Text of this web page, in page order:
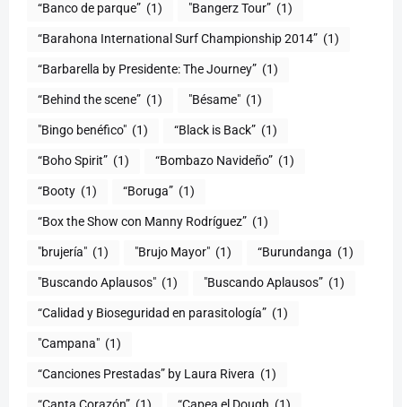
“Banco de parque” (1) "Bangerz Tour” (1)
“Barahona International Surf Championship 2014” (1)
“Barbarella by Presidente: The Journey” (1)
“Behind the scene” (1) "Bésame" (1)
"Bingo benéfico" (1) “Black is Back” (1)
“Boho Spirit” (1) “Bombazo Navideño” (1)
“Booty (1) “Boruga” (1)
“Box the Show con Manny Rodríguez” (1)
"brujería" (1) "Brujo Mayor" (1) “Burundanga (1)
"Buscando Aplausos" (1) "Buscando Aplausos” (1)
(1)
"Campana" (1)
“Canciones Prestadas” by Laura Rivera (1)